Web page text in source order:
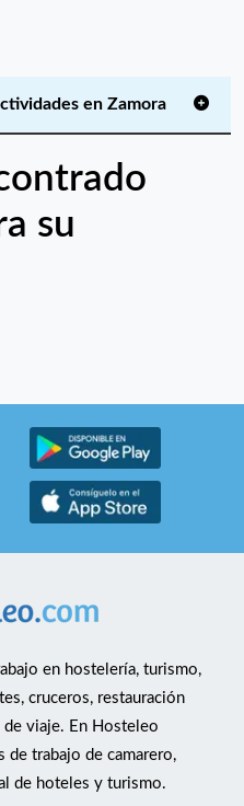
en Zamora
su
en hostelería, turismo,
cruceros, restauración
de viaje. En Hosteleo
de trabajo de camarero,
de hoteles y turismo.